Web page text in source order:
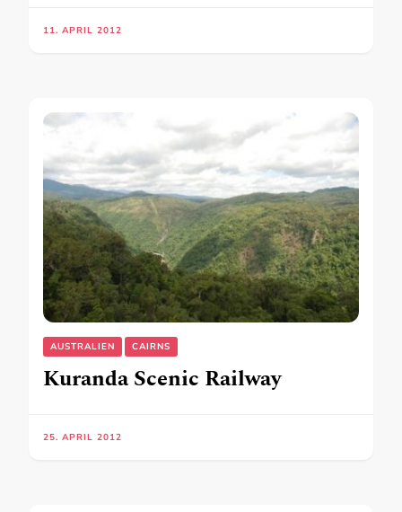
11. APRIL 2012
AUSTRALIEN CAIRNS
Kuranda Scenic Railway
25. APRIL 2012